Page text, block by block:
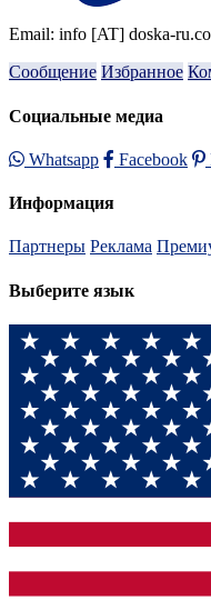
Email: info [AT] doska-
Сообщение Избранное
Социальные медиа
Whatsapp Facebook
Информация
Партнеры Реклама
Выберите язык